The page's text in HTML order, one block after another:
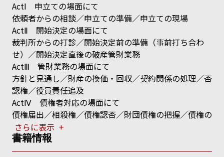
ActⅠ 申立ての場面にて
依頼者からの相談／申立ての準備／申立ての現場
ActⅡ 開始決定の場面にて
裁判所からの打診／開始決定前の準備（事前打ち合わ
せ）／開始決定直後の破産管財業務
ActⅢ 管財業務の場面にて
方針と見通し／財産の換価・回収／契約関係の処理／否
認権／役員責任追及
ActⅣ 債権者対応の場面にて
債権届出／相殺権／債権認否／財団債権の把握／債権の
確定
ActⅤ 集会の場面にて
集会の準備／集会の進行
さらに表示 +
書籍情報